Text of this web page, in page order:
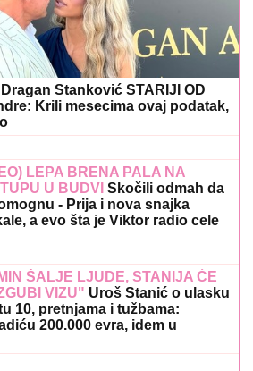
Stanković STARIJI OD
Krili mesecima ovaj podatak,
LEPA BRENA PALA NA
U BUDVI Skočili odmah da
- Prija i nova snajka
a evo šta je Viktor radio cele
ŠALJE LJUDE, STANIJA ĆE
VIZU" Uroš Stanić o ulasku
10, pretnjama i tužbama:
200.000 evra, idem u